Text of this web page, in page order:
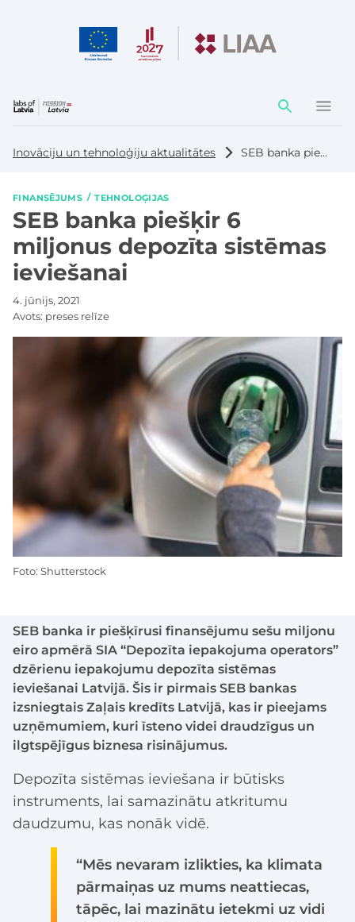
Darbības
elementi
Inovāciju un tehnoloģiju aktualitātes SEB banka piešķir 6 miljonus depozīta sistēmas ieviešanai
FINANSĒJUMS TEHNOLOĢIJAS
SEB banka piešķir 6
miljonus depozīta sistēmas
ieviešanai
4. jūnijs, 2021
Avots: preses relīze
SEB banka ir piešķīrusi finansējumu sešu miljonu
eiro apmērā SIA “Depozīta iepakojuma operators”
dzērienu iepakojumu depozīta sistēmas
ieviešanai Latvijā. Šis ir pirmais SEB bankas
izsniegtais Zaļais kredīts Latvijā, kas ir pieejams
uzņēmumiem, kuri īsteno videi draudzīgus un
ilgtspējīgus biznesa risinājumus.
Depozīta sistēmas ieviešana ir būtisks
instruments, lai samazinātu atkritumu
daudzumu, kas nonāk vidē.
“Mēs nevaram izlikties, ka klimata
pārmaiņas uz mums neattiecas,
tāpēc, lai mazinātu ietekmi uz vidi
Foto: Shutterstock